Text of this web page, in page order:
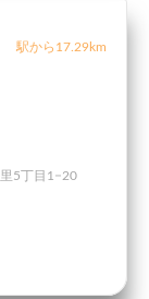
駅から17.29km
5丁目1−20